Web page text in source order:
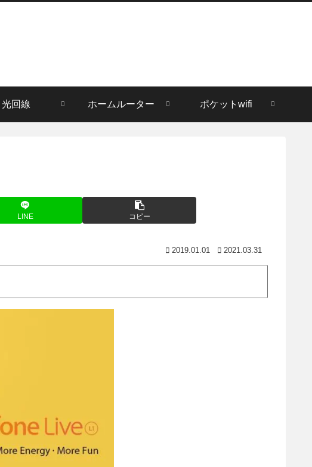
光回線 ホームルーター ポケットwifi
LINE コピー
2019.01.01 2021.03.31